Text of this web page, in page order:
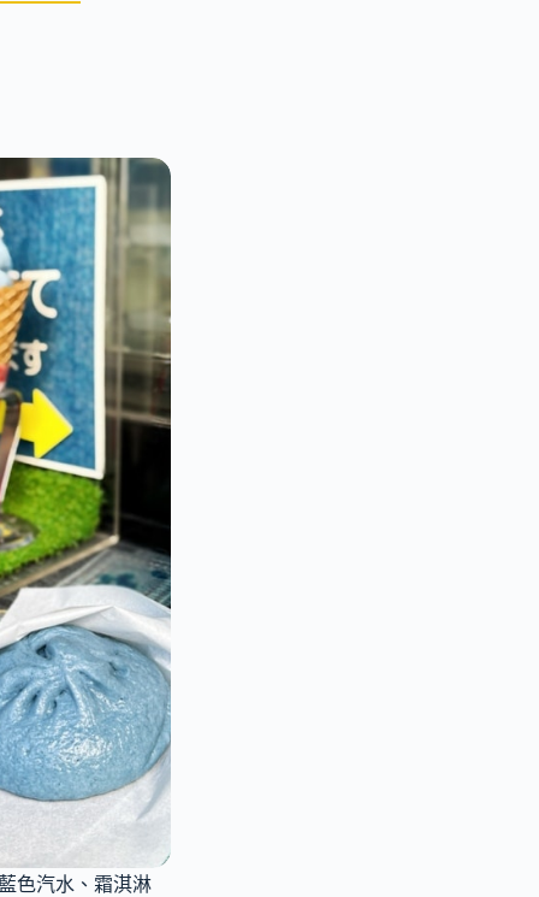
色汽水、霜淇淋